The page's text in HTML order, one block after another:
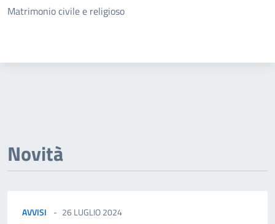
Dettagli della notizia
Matrimonio civile e religioso
Novità
AVVISI 26 LUGLIO 2024